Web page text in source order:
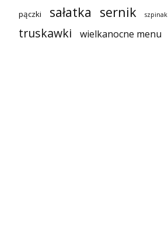
pączki sałatka sernik szpinak
truskawki wielkanocne menu